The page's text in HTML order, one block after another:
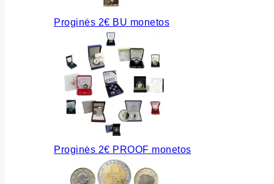
Proginės 2€ BU monetos
Proginės 2€ PROOF monetos